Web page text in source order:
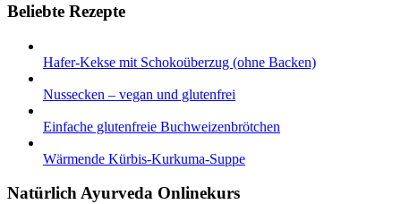
Beliebte Rezepte
Hafer-Kekse mit Schokoüberzug (ohne Backen)
Nussecken – vegan und glutenfrei
Einfache glutenfreie Buchweizenbrötchen
Wärmende Kürbis-Kurkuma-Suppe
Natürlich Ayurveda Onlinekurs